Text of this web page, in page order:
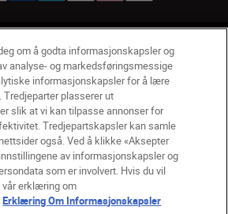
Bruksvilkår
for Nikon Store
Tilgjengelighet
Back to top
om å godta informasjonskapsler og
analyse- og markedsføringsmessige
informasjonskapsler for å lære
plasserer ut
slik at vi kan tilpasse annonser for
Tredjepartskapsler kan samle
også. Ved å klikke «Aksepter
av informasjonskapsler og
som er involvert. Hvis du vil
vår erklæring om
Erklæring Om Informasjonskapsler